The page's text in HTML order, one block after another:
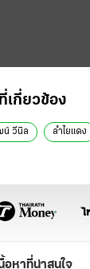
เกี่ยวข้อง
น์ วีนิล ลำไยแดง
อหาที่น่าสนใจ